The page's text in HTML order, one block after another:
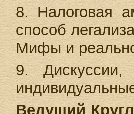
8. Налоговая
способ
Мифы и
9.
Ведущий